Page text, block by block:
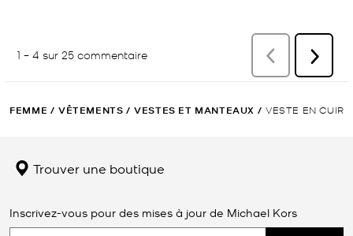
FEMME / VÊTEMENTS / VESTES ET MANTEAUX / VESTE EN CUIR
Trouver une boutique
Inscrivez-vous pour des mises à jour de Michael Kors